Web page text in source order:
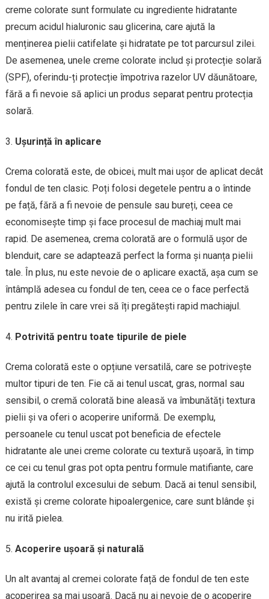
creme colorate sunt formulate cu ingrediente hidratante
precum acidul hialuronic sau glicerina, care ajută la
menținerea pielii catifelate și hidratate pe tot parcursul zilei.
De asemenea, unele creme colorate includ și protecție solară
(SPF), oferindu-ți protecție împotriva razelor UV dăunătoare,
fără a fi nevoie să aplici un produs separat pentru protecția
solară.
Ușurință în aplicare
Crema colorată este, de obicei, mult mai ușor de aplicat decât
fondul de ten clasic. Poți folosi degetele pentru a o întinde
pe față, fără a fi nevoie de pensule sau bureți, ceea ce
economisește timp și face procesul de machiaj mult mai
rapid. De asemenea, crema colorată are o formulă ușor de
blenduit, care se adaptează perfect la forma și nuanța pielii
tale. În plus, nu este nevoie de o aplicare exactă, așa cum se
întâmplă adesea cu fondul de ten, ceea ce o face perfectă
pentru zilele în care vrei să îți pregătești rapid machiajul.
Potrivită pentru toate tipurile de piele
Crema colorată este o opțiune versatilă, care se potrivește
multor tipuri de ten. Fie că ai tenul uscat, gras, normal sau
sensibil, o cremă colorată bine aleasă va îmbunătăți textura
pielii și va oferi o acoperire uniformă. De exemplu,
persoanele cu tenul uscat pot beneficia de efectele
hidratante ale unei creme colorate cu textură ușoară, în timp
ce cei cu tenul gras pot opta pentru formule matifiante, care
ajută la controlul excesului de sebum. Dacă ai tenul sensibil,
există și creme colorate hipoalergenice, care sunt blânde și
nu irită pielea.
Acoperire ușoară și naturală
Un alt avantaj al cremei colorate față de fondul de ten este
acoperirea sa mai ușoară. Dacă nu ai nevoie de o acoperire